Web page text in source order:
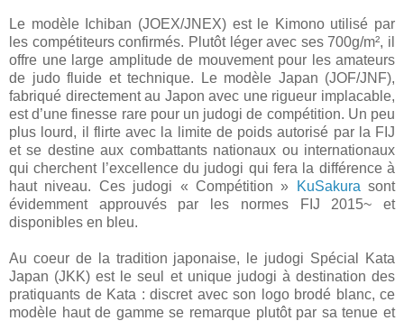
Le modèle Ichiban (JOEX/JNEX) est le Kimono utilisé par
les compétiteurs confirmés. Plutôt léger avec ses 700g/m², il
offre une large amplitude de mouvement pour les amateurs
de judo fluide et technique. Le modèle Japan (JOF/JNF),
fabriqué directement au Japon avec une rigueur implacable,
est d’une finesse rare pour un judogi de compétition. Un peu
plus lourd, il flirte avec la limite de poids autorisé par la FIJ
et se destine aux combattants nationaux ou internationaux
qui cherchent l’excellence du judogi qui fera la différence à
haut niveau. Ces judogi « Compétition »
KuSakura sont
évidemment approuvés par les normes FIJ 2015~ et
disponibles en bleu.
Au coeur de la tradition japonaise, le judogi Spécial Kata
Japan (JKK) est le seul et unique judogi à destination des
pratiquants de Kata : discret avec son logo brodé blanc, ce
modèle haut de gamme se remarque plutôt par sa tenue et